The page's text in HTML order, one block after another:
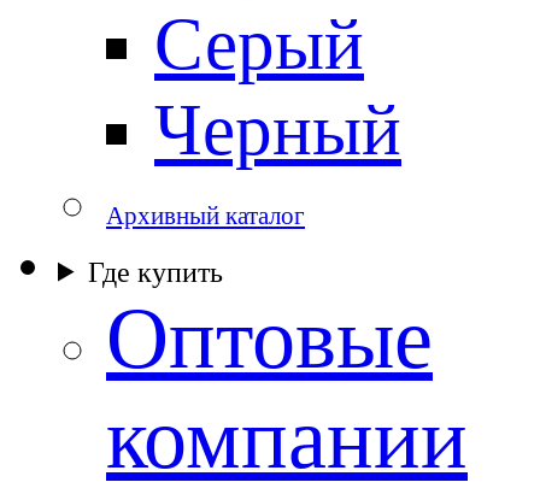
Серый
Черный
Архивный каталог
Где купить
Оптовые
компании